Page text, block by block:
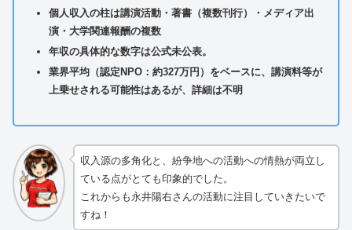
個人収入の柱は講演活動・著書（複数刊行）・メディア出
演・大学関連報酬の複数
年収の具体的な数字は公式未公表。
業界平均（認定NPO：約327万円）をベースに、講演料等が
上乗せされる可能性はあるが、詳細は不明
収入源の多角化と、紛争地への活動への情熱が両立し
ている点がとても印象的でした。
これからも永井陽右さんの活動に注目していきたいで
すね！